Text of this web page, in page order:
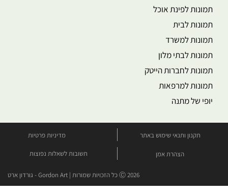
תמונות לפינת אוכל
תמונות לבית
תמונות למשרד
תמונות לבתי מלון
תמונות לחברות הייטק
תמונות למרפאות
יופי של מתנה
תקנון ותנאי שימוש באתר מדיניות פרטיות
הצהרת אמן תשובות לשאלות נפוצות
Ⓒ 2026 כל הזכויות שמורות | Gordon Art - גורדון ארט